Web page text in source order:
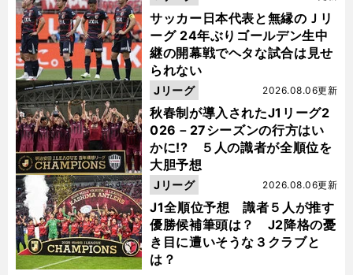
サッカー日本代表と無縁のＪリ
ーグ 24年ぶりゴールデン生中
継の開幕戦でヘタな試合は見せ
られない
秋春制が導入されたJ1リーグ2
026－27シーズンの行方はい
かに!? ５人の識者が全順位を
大胆予想
2026.08.06更新
Jリーグ
J1全順位予想 識者５人が推す
優勝候補筆頭は？ J2降格の憂
き目に遭いそうな３クラブと
は？
2026.08.06更新
Jリーグ